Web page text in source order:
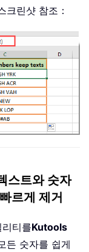
크린샷 참조：
스트와 숫자
르게 제거
리티를Kutools
든 숫자를 쉽게